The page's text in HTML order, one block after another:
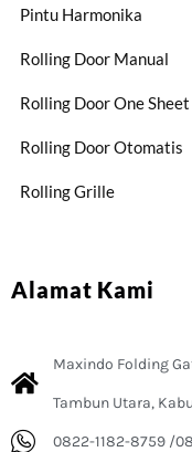
Pintu Harmonika
Rolling Door Manual
Rolling Door One Sheet
Rolling Door Otomatis
Rolling Grille
Alamat Kami
Maxindo Folding
Tambun Utara,
0822-1182-8759 /